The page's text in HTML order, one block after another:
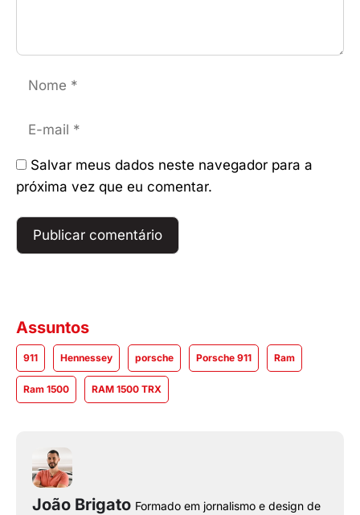
Nome
E-
mail
Salvar meus dados neste navegador para a
próxima vez que eu comentar.
Assuntos
911 Hennessey porsche Porsche 911 Ram
Ram 1500 RAM 1500 TRX
João Brigato Formado em jornalismo e design de